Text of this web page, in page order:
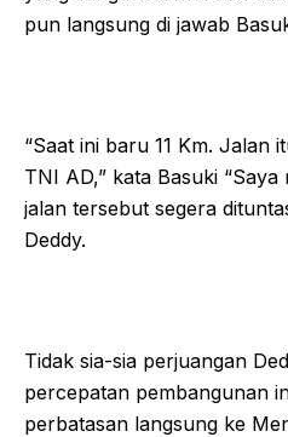
pun langsung di jawab
“Saat ini baru 11 Km. Jalan
TNI AD,” kata Basuki
jalan tersebut segera
Deddy.
Tidak sia-sia perjuangan
percepatan pembangunan
perbatasan langsung ke